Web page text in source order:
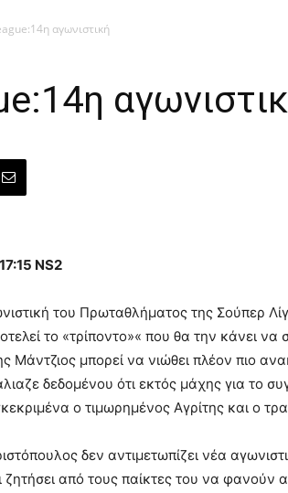
αγωνιστική
NS2
του Πρωταθλήματος της Σούπερ
το «τρίποντο»« που θα την κάνει
Μάντζιος μπορεί να νιώθει πλέον πιο
δεδομένου ότι εκτός μάχης για το
ο τιμωρημένος Αγρίτης και ο
δεν αντιμετωπίζει νέα
ζητήσει από τους παίκτες του να φανούν